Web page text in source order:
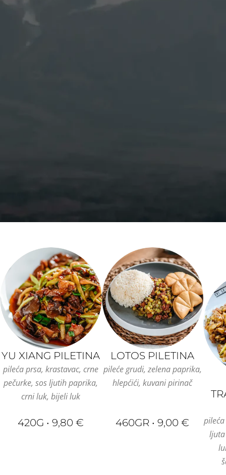
YU XIANG PILETINA
pileća prsa, krastavac, crne
pečurke, sos ljutih paprika,
crni luk, bijeli luk
420G • 9,80 €
LOTOS PILETINA
pileće grudi, zelena paprika,
hlepćići, kuvani pirinač
460GR • 9,00 €